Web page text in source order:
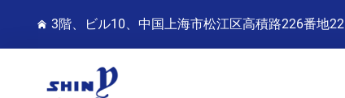
3階、ビル10、中国上海市松江区高積路226番地22